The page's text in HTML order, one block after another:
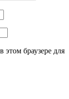
этом браузере для